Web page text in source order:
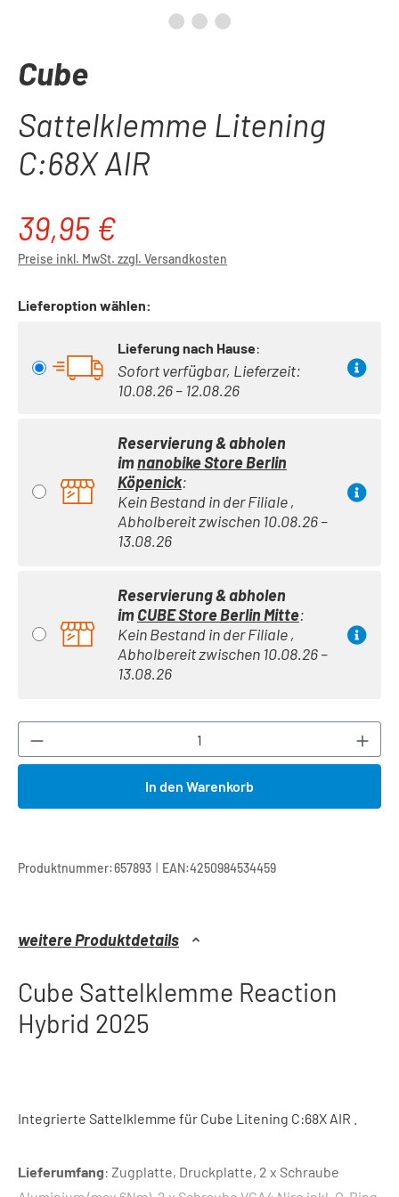
Cube
Sattelklemme Litening
C:68X AIR
Regulärer Preis:
39,95 €
Preise inkl. MwSt. zzgl. Versandkosten
Lieferoption wählen:
Lieferung nach Hause:
Sofort verfügbar, Lieferzeit:
10.08.26 – 12.08.26
Reservierung & abholen
imnanobike Store Berlin
Köpenick:
Kein Bestand in der Filiale ,
Abholbereit zwischen 10.08.26 –
13.08.26
Reservierung & abholen
imCUBE Store Berlin Mitte:
Kein Bestand in der Filiale ,
Abholbereit zwischen 10.08.26 –
13.08.26
Produkt Anzahl: Gib den gewünschten
In den Warenkorb
Produktnummer:657893 | EAN:4250984534459
weitere Produktdetails
Cube Sattelklemme Reaction
Hybrid 2025
Integrierte Sattelklemme für Cube Litening C:68X AIR .
Lieferumfang: Zugplatte, Druckplatte, 2 x Schraube